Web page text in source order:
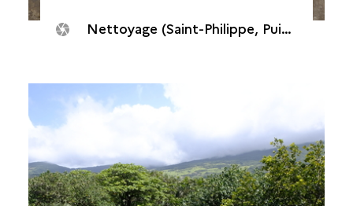
Nettoyage (Saint-Philippe, Puits des Anglais, 2020)